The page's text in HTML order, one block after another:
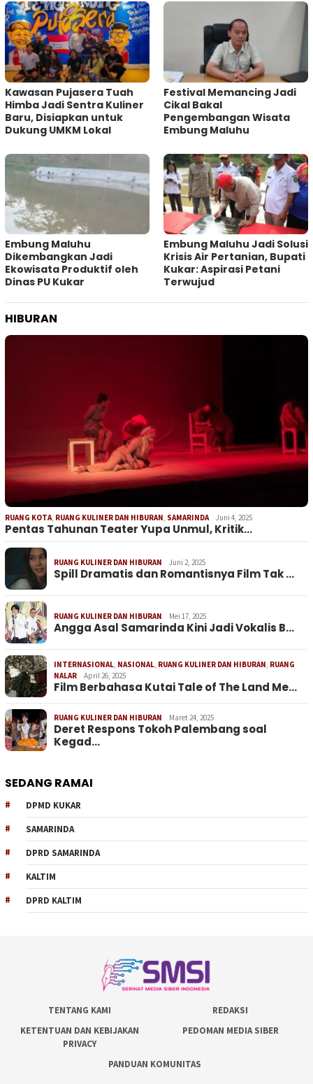
Kawasan Pujasera Tuah
Himba Jadi Sentra Kuliner
Baru, Disiapkan untuk
Dukung UMKM Lokal
Festival Memancing Jadi
Cikal Bakal
Pengembangan Wisata
Embung Maluhu
Embung Maluhu
Dikembangkan Jadi
Ekowisata Produktif oleh
Dinas PU Kukar
Embung Maluhu Jadi Solusi
Krisis Air Pertanian, Bupati
Kukar: Aspirasi Petani
Terwujud
HIBURAN
RUANG KOTA, RUANG KULINER DAN HIBURAN, SAMARINDA Juni 4, 2025
Pentas Tahunan Teater Yupa Unmul, Kritik…
RUANG KULINER DAN HIBURAN Juni 2, 2025
Spill Dramatis dan Romantisnya Film Tak …
RUANG KULINER DAN HIBURAN Mei 17, 2025
Angga Asal Samarinda Kini Jadi Vokalis B…
INTERNASIONAL, NASIONAL, RUANG KULINER DAN HIBURAN, RUANG
NALAR
April 26, 2025
Film Berbahasa Kutai Tale of The Land Me…
RUANG KULINER DAN HIBURAN Maret 24, 2025
Deret Respons Tokoh Palembang soal
Kegad…
SEDANG RAMAI
DPMD KUKAR
SAMARINDA
DPRD SAMARINDA
KALTIM
DPRD KALTIM
TENTANG KAMI
REDAKSI
KETENTUAN DAN KEBIJAKAN
PRIVACY
PEDOMAN MEDIA SIBER
PANDUAN KOMUNITAS